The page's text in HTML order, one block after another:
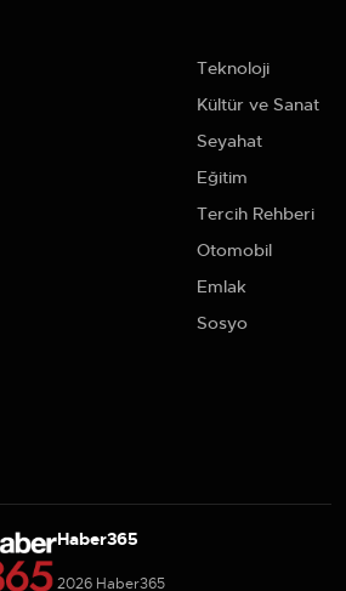
Teknoloji
Kültür ve Sanat
Seyahat
Eğitim
Tercih Rehberi
Otomobil
Emlak
Sosyo
Haber365
2026 Haber365